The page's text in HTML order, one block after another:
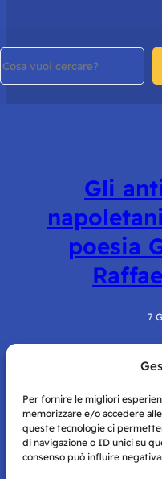
Per fornire le migliori
memorizzare e/o accedere
queste tecnologie ci
di navigazione o ID unici su
consenso può influire
Gli
poesia
7